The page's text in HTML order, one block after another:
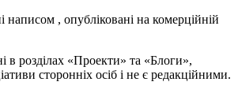
написом , опубліковані на комерційній
в розділах «Проекти» та «Блоги»,
сторонніх осіб і не є редакційними.